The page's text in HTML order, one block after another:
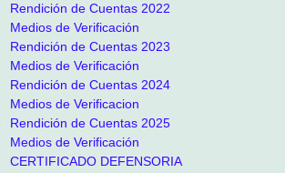
Rendición de Cuentas 2022
Medios de Verificación
Rendición de Cuentas 2023
Medios de Verificación
Rendición de Cuentas 2024
Medios de Verificacion
Rendición de Cuentas 2025
Medios de Verificación
CERTIFICADO DEFENSORIA